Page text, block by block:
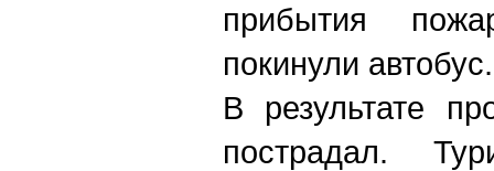
прибытия
покинули автобус.
В результате
пострадал.